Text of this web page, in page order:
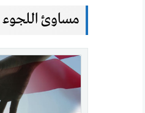
مساوئ اللجوء